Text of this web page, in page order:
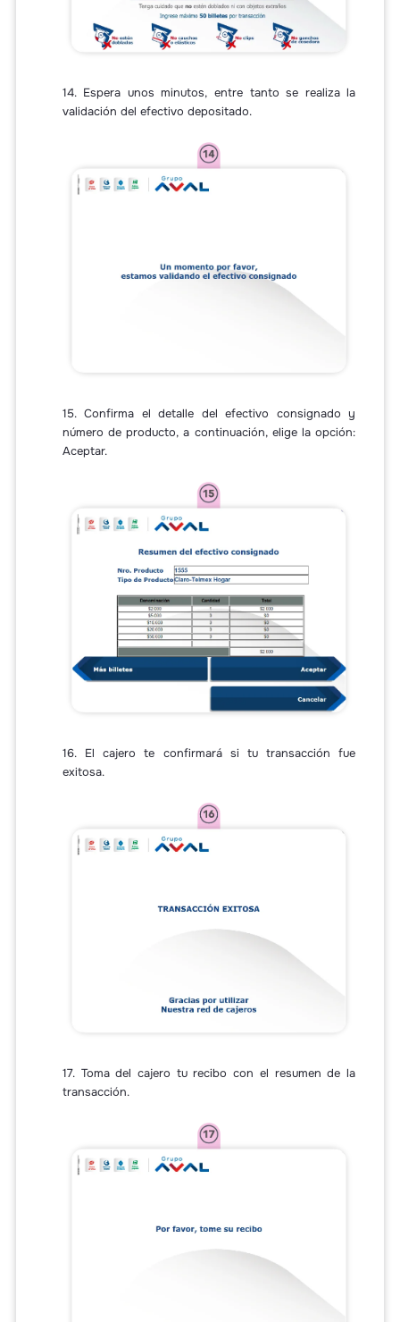
14. Espera unos minutos, entre tanto se realiza la
validación del efectivo depositado.
15. Confirma el detalle del efectivo consignado y
número de producto, a continuación, elige la opción:
Aceptar.
16. El cajero te confirmará si tu transacción fue
exitosa.
17. Toma del cajero tu recibo con el resumen de la
transacción.